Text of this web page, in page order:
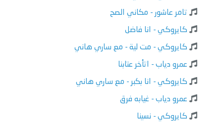
تامر عاشور - مكاني الصح
كايروكي - انا فاضل
كايروكي - مت لية - مع ساري هاني
عمرو دياب - اتأخر عتابنا
كايروكي - انا بكبر - مع ساري هاني
عمرو دياب - غيابه فرق
كايروكي - نسينا